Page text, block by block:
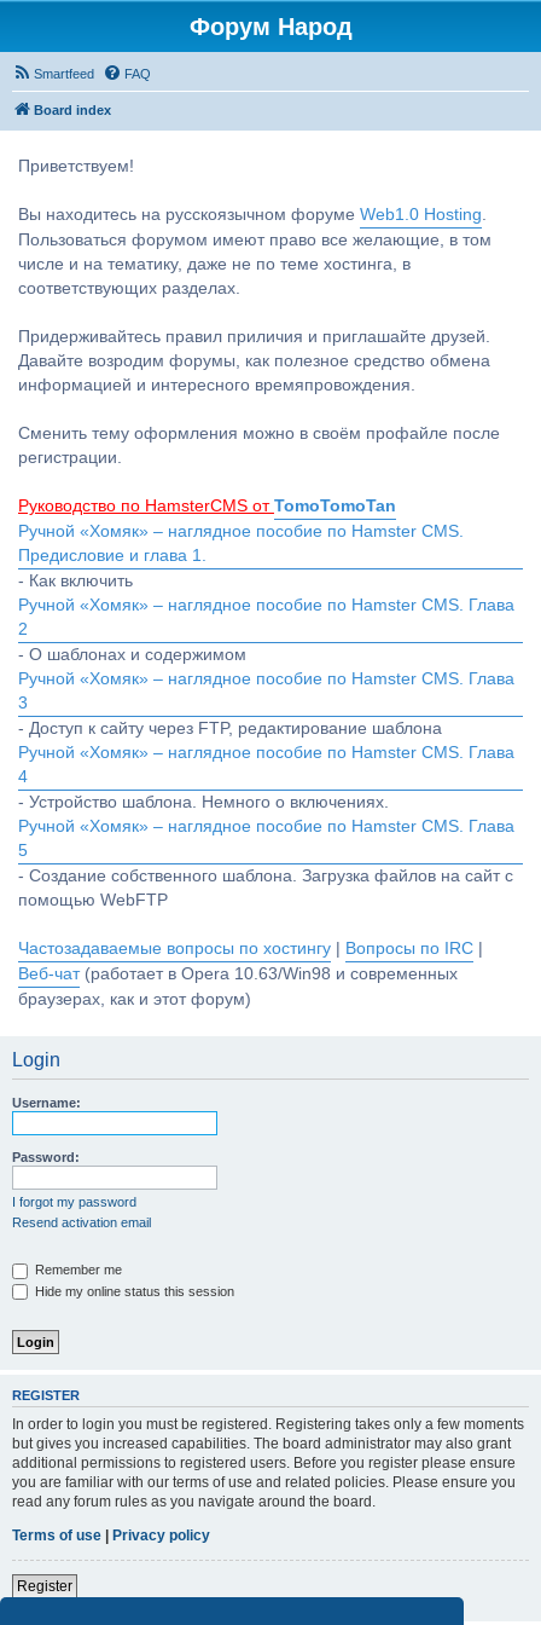
Форум Народ
Smartfeed FAQ
Board index
Приветствуем!
Вы находитесь на русскоязычном форуме Web1.0 Hosting.
Пользоваться форумом имеют право все желающие, в том
числе и на тематику, даже не по теме хостинга, в
соответствующих разделах.
Придерживайтесь правил приличия и приглашайте друзей.
Давайте возродим форумы, как полезное средство обмена
информацией и интересного времяпровождения.
Сменить тему оформления можно в своём профайле после
регистрации.
Руководство по HamsterCMS от TomoTomoTan
Ручной «Хомяк» – наглядное пособие по Hamster CMS.
Предисловие и глава 1.
- Как включить
Ручной «Хомяк» – наглядное пособие по Hamster CMS. Глава
2
- О шаблонах и содержимом
Ручной «Хомяк» – наглядное пособие по Hamster CMS. Глава
3
- Доступ к сайту через FTP, редактирование шаблона
Ручной «Хомяк» – наглядное пособие по Hamster CMS. Глава
4
- Устройство шаблона. Немного о включениях.
Ручной «Хомяк» – наглядное пособие по Hamster CMS. Глава
5
- Создание собственного шаблона. Загрузка файлов на сайт с
помощью WebFTP
Частозадаваемые вопросы по хостингу Вопросы по IRC
Веб-чат(работает в Opera 10.63/Win98 и современных
браузерах, как и этот форум)
Login
Username:
Password:
I forgot my password
Resend activation email
Remember me
Hide my online status this session
REGISTER
In order to login you must be registered. Registering takes only a few moments
but gives you increased capabilities. The board administrator may also grant
additional permissions to registered users. Before you register please ensure
you are familiar with our terms of use and related policies. Please ensure you
read any forum rules as you navigate around the board.
Terms of use | Privacy policy
Register